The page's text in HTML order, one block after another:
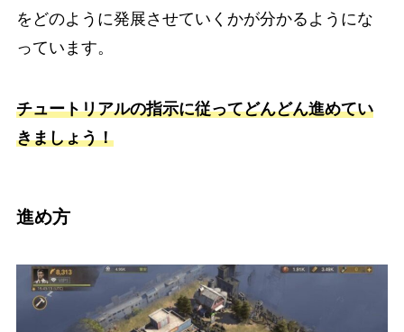
をどのように発展させていくかが分かるようにな
っています。
チュートリアルの指示に従ってどんどん進めてい
きましょう！
進め方